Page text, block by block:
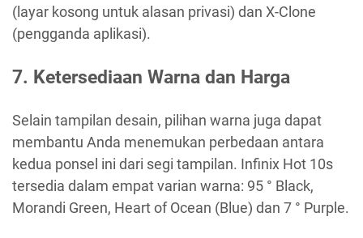
(layar kosong untuk alasan privasi) dan X-Clone
(pengganda aplikasi).
7. Ketersediaan Warna dan Harga
Selain tampilan desain, pilihan warna juga dapat
membantu Anda menemukan perbedaan antara
kedua ponsel ini dari segi tampilan. Infinix Hot 10s
tersedia dalam empat varian warna: 95 ° Black,
Morandi Green, Heart of Ocean (Blue) dan 7 ° Purple.